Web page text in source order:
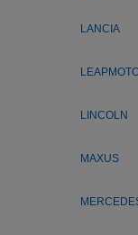
LANCIA
LINCOLN
MAXUS